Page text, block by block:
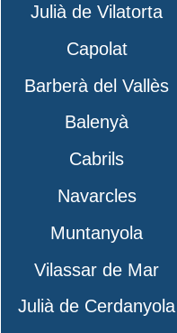
Julià de Vilatorta
Capolat
Barberà del Vallès
Balenyà
Cabrils
Navarcles
Muntanyola
Vilassar de Mar
Julià de Cerdanyola